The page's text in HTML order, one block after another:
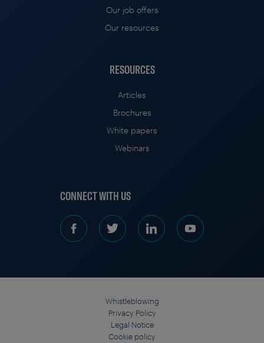
Our job offers
Our resources
RESOURCES
Articles
Brochures
White papers
Webinars
CONNECT WITH US
Whistleblowing
Privacy Policy
Legal Notice
Cookie policy